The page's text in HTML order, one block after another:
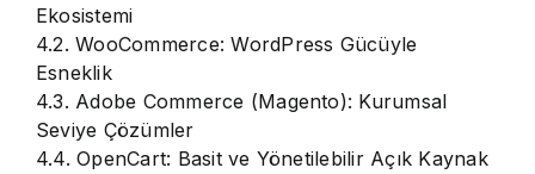
Ekosistemi
4.2. WooCommerce: WordPress Gücüyle
Esneklik
4.3. Adobe Commerce (Magento): Kurumsal
Seviye Çözümler
4.4. OpenCart: Basit ve Yönetilebilir Açık Kaynak